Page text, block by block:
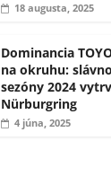
18 augusta, 2025
Dominancia
na okruhu:
sezóny 2024
Nürburgring
4 júna, 2025